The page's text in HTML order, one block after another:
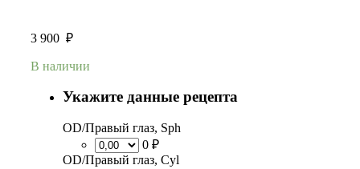
3 900 ₽
В наличии
Укажите данные рецепта
OD/Правый глаз, Sph
0 ₽
OD/Правый глаз, Cyl